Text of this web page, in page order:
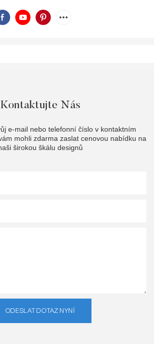
Kontaktujte Nás
e-mail nebo telefonní číslo v kontaktním
mohli zdarma zaslat cenovou nabídku na
širokou škálu designů
ODESLAT DOTAZ NYNÍ